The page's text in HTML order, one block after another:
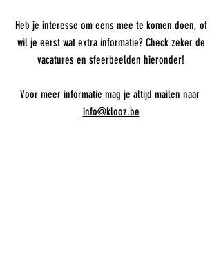
Heb je interesse om eens mee te komen doen, of
wil je eerst wat extra informatie?Check zeker de
vacatures en sfeerbeelden hieronder!
Voor meer informatie mag je altijd mailen naar
info@klooz.be